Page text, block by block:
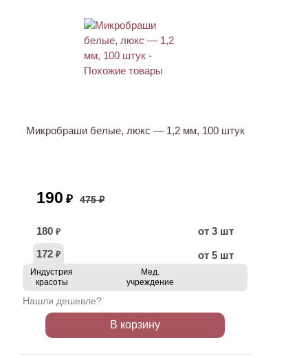
Микробраши белые, люкс — 1,2 мм, 100 штук
190 ₽ 475 ₽
180 ₽
от 3 шт
172 ₽ от 5 шт
Индустрия
красоты
Мед.
учреждение
Нашли дешевле?
В корзину